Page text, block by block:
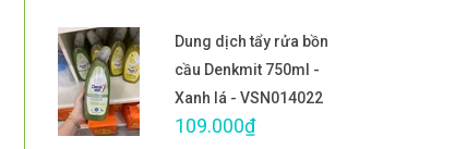
Dung dịch tẩy rửa bồn
cầu Denkmit 750ml -
Xanh lá - VSN014022
109.000₫